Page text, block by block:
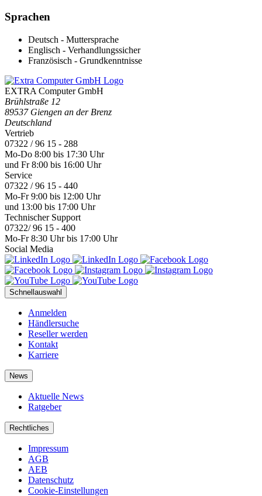
Sprachen
Deutsch - Muttersprache
Englisch - Verhandlungssicher
Französisch - Grundkenntnisse
EXTRA Computer GmbH
Brühlstraße 12
89537 Giengen an der Brenz
Deutschland
Vertrieb
07322 / 96 15 - 288
Mo-Do 8:00 bis 17:30 Uhr
und Fr 8:00 bis 16:00 Uhr
Service
07322 / 96 15 - 440
Mo-Fr 9:00 bis 12:00 Uhr
und 13:00 bis 17:00 Uhr
Technischer Support
07322/ 96 15 - 400
Mo-Fr 8:30 Uhr bis 17:00 Uhr
Social Media
Schnellauswahl
Anmelden
Händlersuche
Reseller werden
Kontakt
Karriere
News
Aktuelle News
Ratgeber
Rechtliches
Impressum
AGB
AEB
Datenschutz
Cookie-Einstellungen